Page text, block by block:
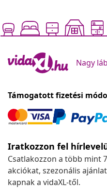
Nagy
Támogatott fizetési
Iratkozzon fel
Csatlakozzon a több mint
akciókat, szezonális
kapnak a vidaXL-től.